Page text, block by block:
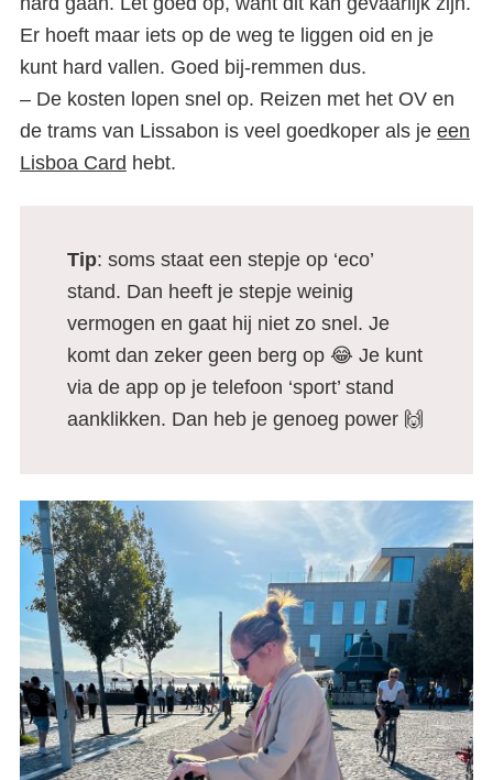
Elektrische step huren in
Lissabon
Er hoeft maar iets op de weg te liggen oid en je
kunt hard vallen. Goed bij-remmen dus.
– De kosten lopen snel op. Reizen met het OV en
de trams van Lissabon is veel goedkoper als je een
Lisboa Card hebt.
Tip: soms staat een stepje op ‘eco’
stand. Dan heeft je stepje weinig
vermogen en gaat hij niet zo snel. Je
komt dan zeker geen berg op 😂 Je kunt
via de app op je telefoon ‘sport’ stand
aanklikken. Dan heb je genoeg power 🙌